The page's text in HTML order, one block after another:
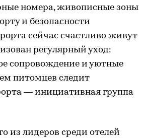
номера, живописные зоны
и безопасности
сейчас счастливо живут
регулярный уход:
сопровождение и уютные
питомцев следит
— инициативная группа
из лидеров среди отелей